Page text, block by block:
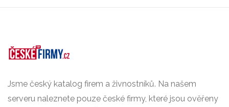
Jsme český katalog firem a živnostníků. Na našem
serveru naleznete pouze české firmy, které jsou ověřeny